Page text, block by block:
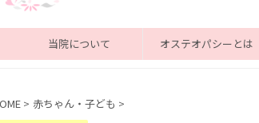
当院について オステオパシーとは
> 赤ちゃん・子ども >